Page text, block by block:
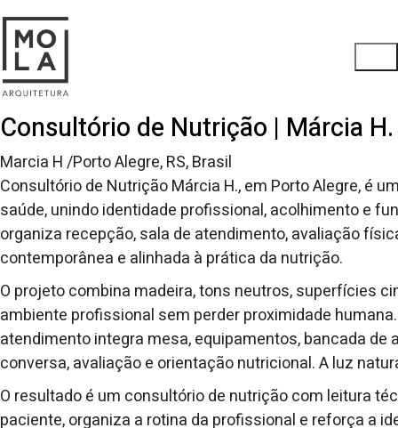
Consultório de Nutrição | Márcia H.
Marcia H /Porto Alegre, RS, Brasil
Consultório de Nutrição Márcia H., em Porto Alegre, é
saúde, unindo identidade profissional, acolhimento e
organiza recepção, sala de atendimento, avaliação
contemporânea e alinhada à prática da nutrição.
O projeto combina madeira, tons neutros, superfícies
ambiente profissional sem perder proximidade
atendimento integra mesa, equipamentos, bancada
conversa, avaliação e orientação nutricional. A luz
O resultado é um consultório de nutrição com leitura
paciente, organiza a rotina da profissional e reforça a